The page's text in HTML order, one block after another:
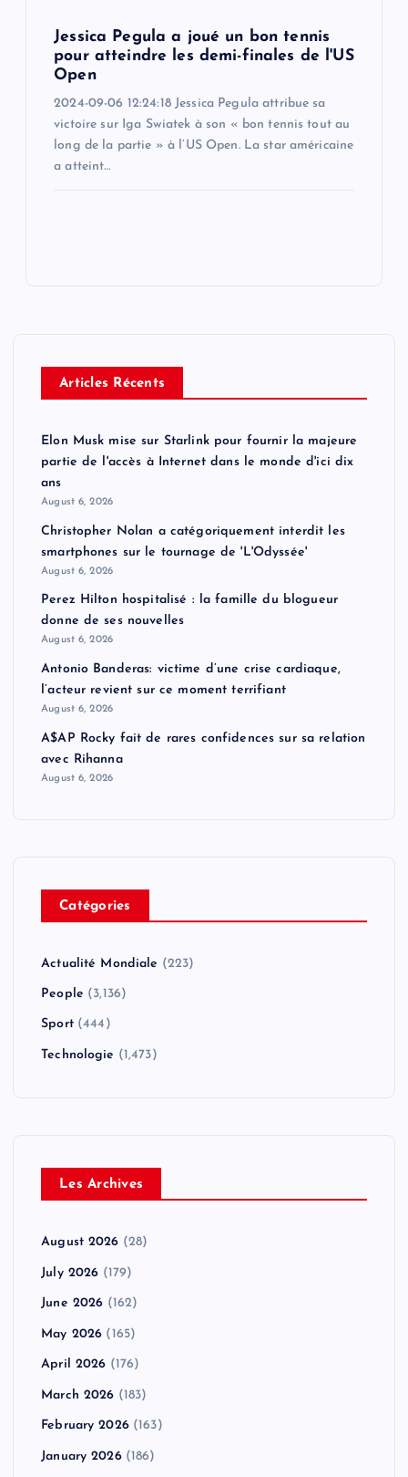
Jessica Pegula a joué un bon tennis
pour atteindre les demi-finales de l'US
Open
2024-09-06 12:24:18 Jessica Pegula attribue sa
victoire sur Iga Swiatek à son « bon tennis tout au
long de la partie » à l’US Open. La star américaine
a atteint…
Articles Récents
Elon Musk mise sur Starlink pour fournir la majeure
partie de l'accès à Internet dans le monde d'ici dix
ans
August 6, 2026
Christopher Nolan a catégoriquement interdit les
smartphones sur le tournage de 'L'Odyssée'
August 6, 2026
Perez Hilton hospitalisé : la famille du blogueur
donne de ses nouvelles
August 6, 2026
Antonio Banderas: victime d’une crise cardiaque,
l’acteur revient sur ce moment terrifiant
August 6, 2026
A$AP Rocky fait de rares confidences sur sa relation
avec Rihanna
August 6, 2026
Catégories
Actualité Mondiale (223)
People (3,136)
Sport(444)
Technologie (1,473)
Les Archives
August 2026 (28)
July 2026 (179)
June 2026 (162)
May 2026 (165)
April 2026 (176)
March 2026 (183)
February 2026(163)
January 2026(186)